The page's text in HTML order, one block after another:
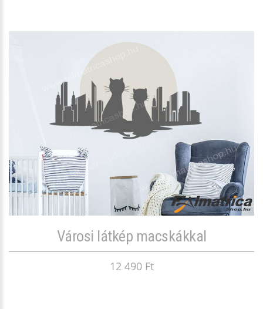
Városi látkép macskákkal
12 490 Ft